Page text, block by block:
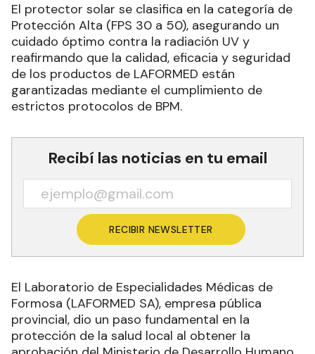
El protector solar se clasifica en la categoría de
Protección Alta (FPS 30 a 50), asegurando un
cuidado óptimo contra la radiación UV y
reafirmando que la calidad, eficacia y seguridad
de los productos de LAFORMED están
garantizadas mediante el cumplimiento de
estrictos protocolos de BPM.
Recibí las noticias en tu email
RECIBIR NEWSLETTER
El Laboratorio de Especialidades Médicas de
Formosa (LAFORMED SA), empresa pública
provincial, dio un paso fundamental en la
protección de la salud local al obtener la